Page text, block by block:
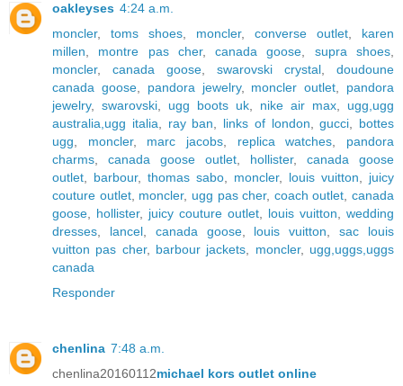
oakleyses 4:24 a.m.
moncler, toms shoes moncler, converse outlet
karen
millen
montre pas cher,canada goose supra shoes
moncler, canada goose swarovski crystal
doudoune
canada goose, pandora jewelry, moncler outlet
pandora
jewelry, swarovski ugg boots uk nike air max
ugg,ugg
australia,ugg italia
ray ban links of london ,gucci
bottes
ugg
moncler, marc jacobs replica watches
pandora
charms
canada goose outlet hollister, canada goose
outlet
barbour, thomas sabo moncler, louis vuitton
juicy
couture outlet, moncler, ugg pas cher, coach outlet canada
goose
hollister, juicy couture outlet louis vuitton
wedding
dresses
lancel, canada goose, louis vuitton ,sac louis
vuitton pas cher, barbour jackets moncler, ugg,uggs,uggs
canada
Responder
chenlina 7:48 a.m.
chenlina20160112michael kors outlet online